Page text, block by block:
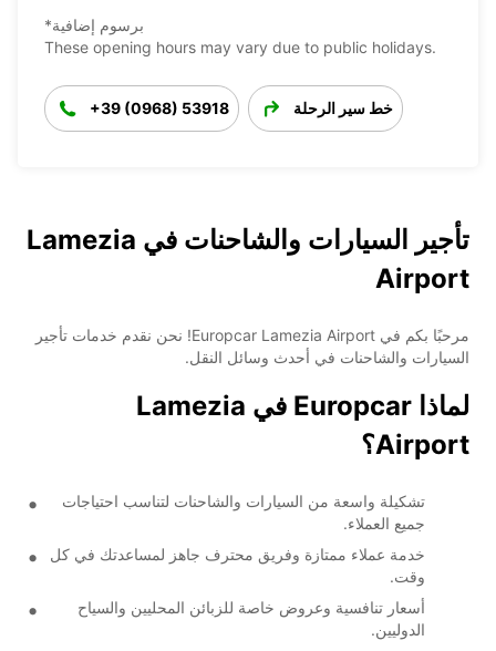
*برسوم إضافية
These opening hours may vary due to public holidays.
+39 (0968) 53918 خط سير الرحلة
تأجير السيارات والشاحنات في Lamezia
Airport
مرحبًا بكم في Europcar Lamezia Airport! نحن نقدم خدمات تأجير
السيارات والشاحنات في أحدث وسائل النقل.
لماذا Europcar في Lamezia
Airport؟
تشكيلة واسعة من السيارات والشاحنات لتناسب احتياجات
جميع العملاء.
خدمة عملاء ممتازة وفريق محترف جاهز لمساعدتك في كل
وقت.
أسعار تنافسية وعروض خاصة للزبائن المحليين والسياح
الدوليين.